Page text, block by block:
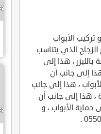
الأبواب
الذي يتناسب
، هذا إلى
إلى جانب أن
، هذا إلى جانب
، هذا إلى جانب أن
حماية الأبواب ، و